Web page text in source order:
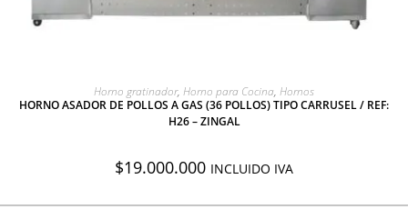
AGREGAR A COTIZACIÓN
Horno gratinador, Horno para Cocina, Hornos
HORNO ASADOR DE POLLOS A GAS (36 POLLOS) TIPO CARRUSEL / REF:
H26 – ZINGAL
$19.000.000 INCLUIDO IVA